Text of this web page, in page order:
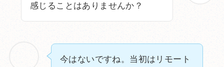
感じることはありませんか？
今はないですね。当初はリモート